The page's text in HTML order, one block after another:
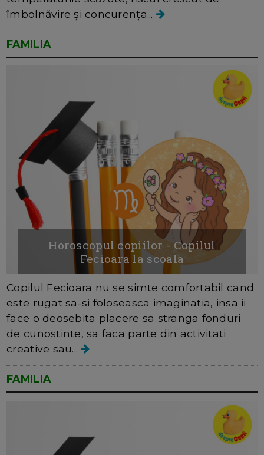
îmbolnăvire și concurența...
FAMILIA
Horoscopul copiilor - Copilul
Fecioara la scoala
Copilul Fecioara nu se simte comfortabil cand
este rugat sa-si foloseasca imaginatia, insa ii
face o deosebita placere sa stranga fonduri
de cunostinte, sa faca parte din activitati
creative sau...
FAMILIA